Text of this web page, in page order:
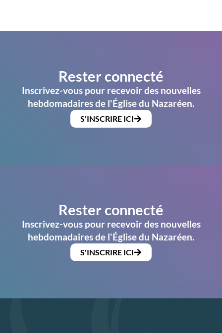
Rester connecté
Inscrivez-vous pour recevoir des nouvelles
hebdomadaires de l'Église du Nazaréen.
S'INSCRIRE ICI
Rester connecté
Inscrivez-vous pour recevoir des nouvelles
hebdomadaires de l'Église du Nazaréen.
S'INSCRIRE ICI